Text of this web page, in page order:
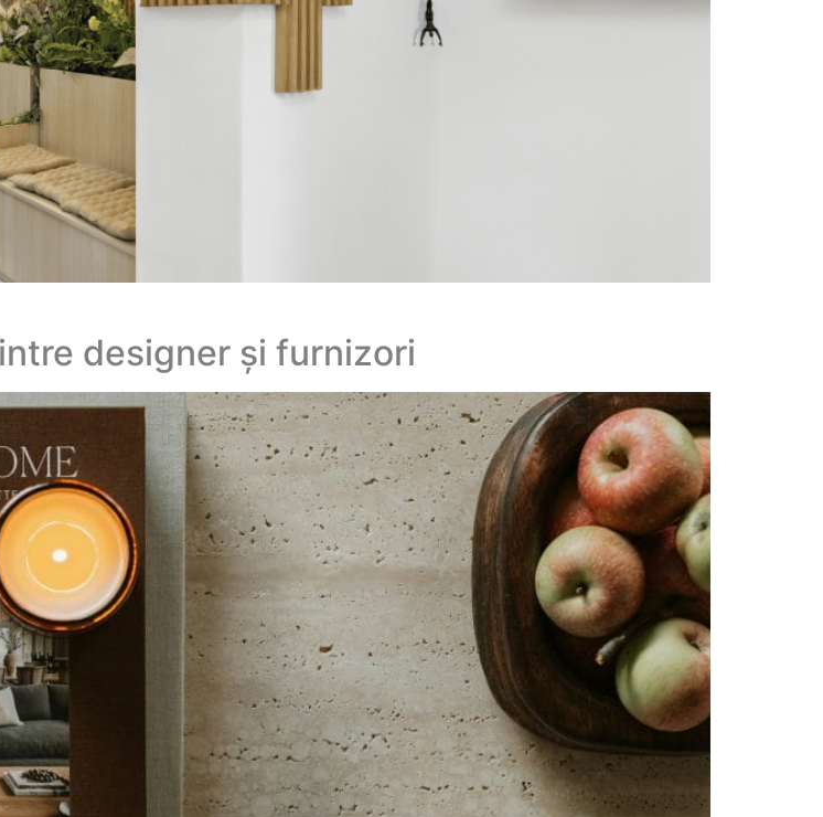
designer și furnizori